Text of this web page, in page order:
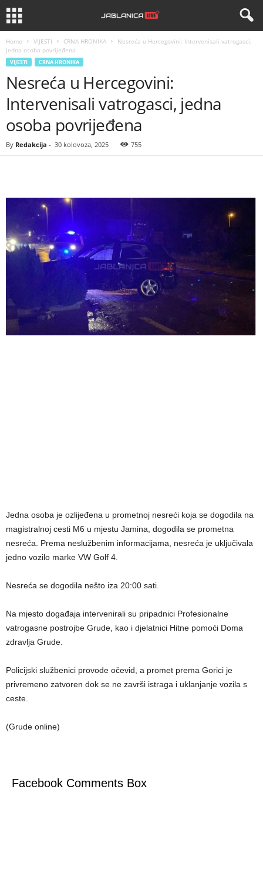
Home VIJESTI CRNA HRONIKA
Nesreća u Hercegovini: Intervenisali vatrogasci,
jedna osoba povrijeđena
VIJESTI CRNA HRONIKA
Nesreća u Hercegovini:
Intervenisali vatrogasci, jedna
osoba povrijeđena
By Redakcija - 30 kolovoza, 2025 755
Jedna osoba je ozlijeđena u prometnoj nesreći koja se dogodila na
magistralnoj cesti M6 u mjestu Jamina, dogodila se prometna
nesreća. Prema neslužbenim informacijama, nesreća je uključivala
jedno vozilo marke VW Golf 4.
Nesreća se dogodila nešto iza 20:00 sati.
Na mjesto događaja intervenirali su pripadnici Profesionalne
vatrogasne postrojbe Grude, kao i djelatnici Hitne pomoći Doma
zdravlja Grude.
Policijski službenici provode očevid, a promet prema Gorici je
privremeno zatvoren dok se ne završi istraga i uklanjanje vozila s
ceste.
(Grude online)
Facebook Comments Box